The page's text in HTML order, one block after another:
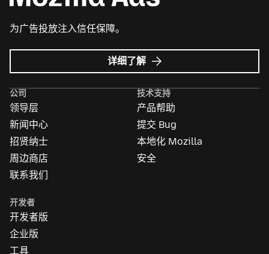
为广告投放注入信任保障。
详细了解 Mozilla
广
公司
领导层
新闻中心
招贤纳士
周边商店
联系我们
技术支持
产品帮助
提交 Bug
本地化 Mozilla
安全
开发者
开发者版
企业版
工具